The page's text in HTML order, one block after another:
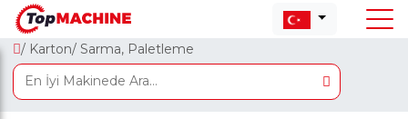
/ Karton/ Sarma, Paletleme